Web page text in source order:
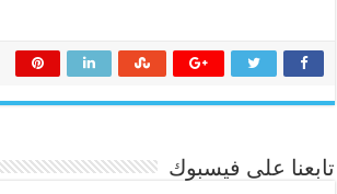
تابعنا على فيسبوك